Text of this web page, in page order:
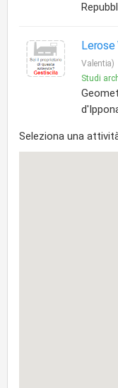
Lerose
Valentia)
Studi
Seleziona una